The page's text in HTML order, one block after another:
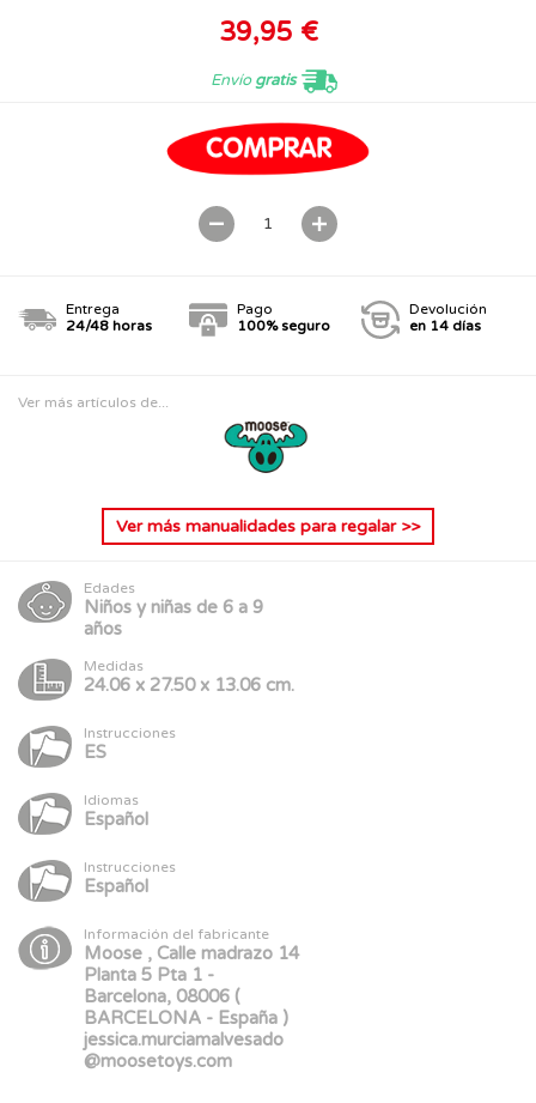
39,95 €
Envíogratis
Entrega
24/48 horas
Pago
100% seguro
Devolución
en 14 días
Ver más artículos de...
Ver más manualidades para regalar>>
Edades
Niños y niñas de 6 a 9
años
Medidas
24.06 x 27.50 x 13.06 cm.
Instrucciones
ES
Idiomas
Español
Instrucciones
Español
Información del fabricante
Moose , Calle madrazo 14
Planta 5 Pta 1 -
Barcelona, 08006 (
BARCELONA - España )
jessica.murciamalvesado
@moosetoys.com